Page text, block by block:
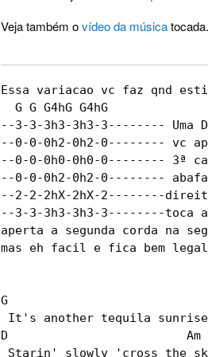
Veja também ovídeo da músicatocada.
Essa variacao vc faz qnd
  G G G4hG G4hG
--3-3-3h3-3h3-3-------- Uma
--0-0-0h2-0h2-0-------- vc
--0-0-0h0-0h0-0-------- 3ª
--0-0-0h2-0h2-0--------
--2-2-2hX-2hX-2--------
--3-3-3h3-3h3-3--------toca
aperta a segunda corda na
mas eh facil e fica bem
G
It's another tequila sunrise
D                         Am
Starin' slowly 'cross the